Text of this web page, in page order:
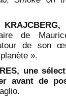
de
de son
».
une
avant de